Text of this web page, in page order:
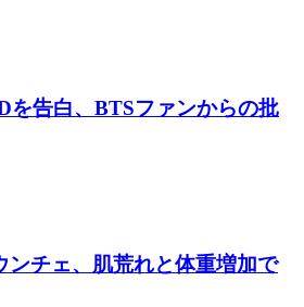
を告白、BTSファンからの批
チェ、肌荒れと体重増加で